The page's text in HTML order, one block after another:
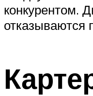
конкурентом.
отказываются